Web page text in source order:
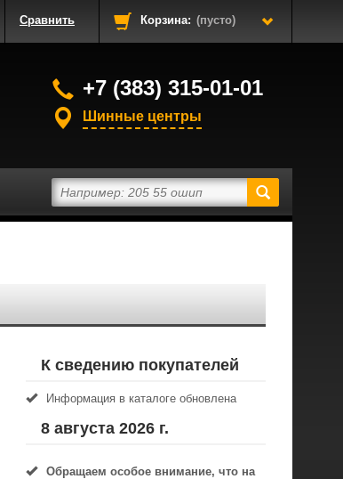
Сравнить Корзина: (пусто)
+7 (383) 315-01-01
Шинные центры
К сведению покупателей
Информация в каталоге обновлена
8 августа 2026 г.
Обращаем особое внимание, что на